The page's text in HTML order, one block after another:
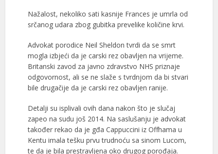
Nažalost, nekoliko sati kasnije Frances je umrla od
srčanog udara zbog gubitka prevelike količine krvi.
Advokat porodice Neil Sheldon tvrdi da se smrt
mogla izbjeći da je carski rez obavljen na vrijeme.
Britanski zavod za javno zdravstvo NHS priznaje
odgovornost, ali se ne slaže s tvrdnjom da bi stvari
bile drugačije da je carski rez obavljen ranije.
Detalji su isplivali ovih dana nakon što je slučaj
zapeo na sudu još 2014. Na saslušanju je advokat
također rekao da je gđa Cappuccini iz Offhama u
Kentu imala tešku prvu trudnoću sa sinom Lucom,
te da je bila prestravljena oko drugog porođaja.